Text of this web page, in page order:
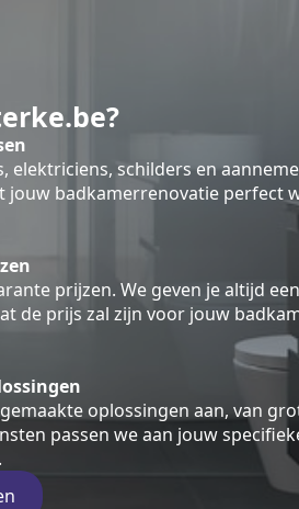
schilders en
jouw badkamerrenovatie perfect
prijzen. We geven je altijd een
de prijs zal zijn voor jouw
oplossingen aan, van
passen we aan jouw